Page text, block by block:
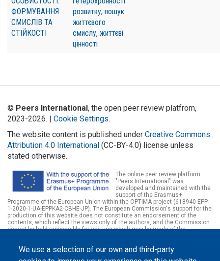
ФОРМУВАННЯ
СМИСЛІВ ТА
СТІЙКОСТІ
розвитку, пошук
життєвого
смислу, життєві
цінності
We use a selection of our own and third-party
© Peers International, the open peer review platfrom,
2023-2026. | Cookie Settings.
The website content is published under Creative Commons
Attribution 4.0 International (CC-BY-4.0) license unless
stated otherwise.
The online peer review platform
"Peers International" was
developed and maintained with the
support of the Erasmus+
Programme of the European Union within the OPTIMA project (618940-EPP-
1-2020-1-UA-EPPKA2-CBHE-JP). The European Commission's support for the
production of this website does not constitute an endorsement of the
contents, which reflect the views only of the authors, and the Commission
cannot be held responsible for any use which may be made of the